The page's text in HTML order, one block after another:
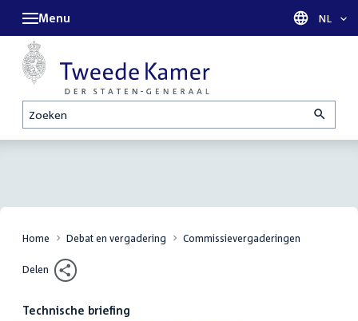
Zoeken
Menu Taal
NL
Home Debat en vergadering Commissievergaderingen
Delen
Technische briefing